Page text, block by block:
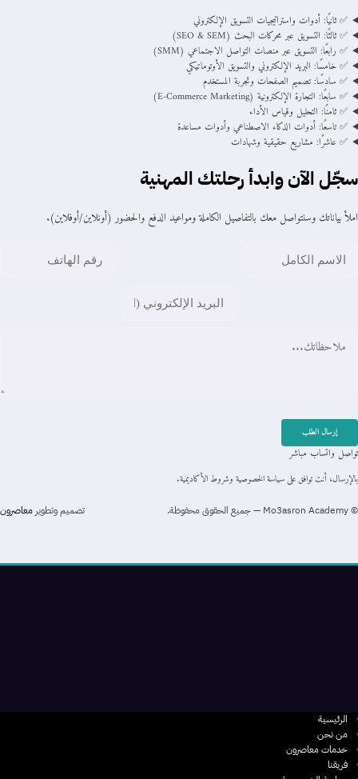
✅ ثانيًا: أدوات واستراتيجيات التسويق الإلكتروني
✅ ثالثًا: التسويق عبر محركات البحث (SEO & SEM)
✅ رابعًا: التسويق عبر منصات التواصل الاجتماعي (SMM)
✅ خامسًا: البريد الإلكتروني والتسويق الأوتوماتيكي
✅ سادسًا: تصميم الصفحات وتجربة المستخدم
✅ سابعًا: التجارة الإلكترونية (E‑Commerce Marketing)
✅ ثامنًا: التحليل وقياس الأداء
✅ تاسعًا: أدوات الذكاء الاصطناعي وأدوات مساعدة
✅ عاشرًا: مشاريع حقيقية وشهادات
سجّل الآن وابدأ رحلتك المهنية
املأ بياناتك وسنتواصل معك بالتفاصيل الكاملة ومواعيد الدفع والحضور (أونلاين/أوفلاين).
إرسال الطلب
تواصل واتساب مباشر
بالإرسال، أنت توافق على سياسة الخصوصية وشروط الأكاديمية.
©Mo3asron Academy — جميع الحقوق محفوظة. تصميم وتطوير معاصرون
الرئيسية
من نحن
خدمات معاصرون
فريقنا